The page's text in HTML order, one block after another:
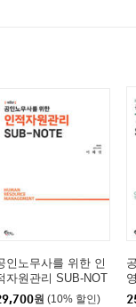
Position
procedure) 89
(Fleishman Job
서 91
91
92
인노무사를 위한 인
자원관리 SUB-NOT
원 (10% 할인)